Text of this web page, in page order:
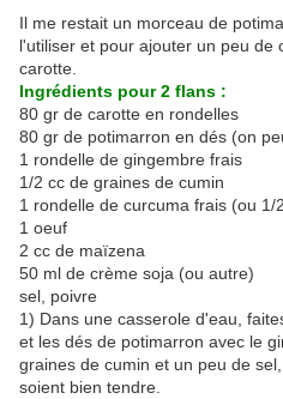
Il me restait un morceau de
l'utiliser et pour ajouter un peu de
carotte.
Ingrédients pour 2 flans :
80 gr de carotte en rondelles
80 gr de potimarron en dés (on
1 rondelle de gingembre frais
1/2 cc de graines de cumin
1 rondelle de curcuma frais (ou 1/
1 oeuf
2 cc de maïzena
50 ml de crème soja (ou autre)
sel, poivre
1) Dans une casserole d'eau,
et les dés de potimarron avec le
graines de cumin et un peu de
soient bien tendre.